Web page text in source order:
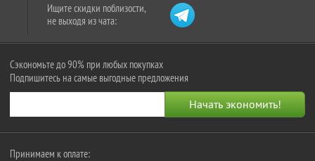
Ищите скидки поблизости,
не выходя из чата:
Сэкономьте до 90% при любых покупках
Подпишитесь на самые выгодные предложения
Принимаем к оплате: